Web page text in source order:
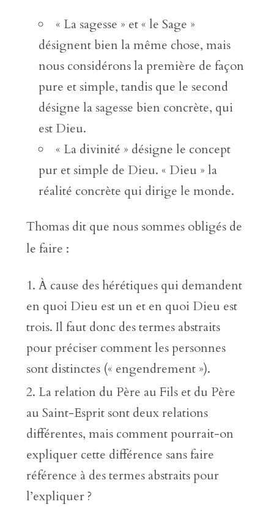
« La sagesse » et « le Sage »
désignent bien la même chose, mais
nous considérons la première de façon
pure et simple, tandis que le second
désigne la sagesse bien concrète, qui
est Dieu.
« La divinité » désigne le concept
pur et simple de Dieu. « Dieu » la
réalité concrète qui dirige le monde.
Thomas dit que nous sommes obligés de
le faire :
À cause des hérétiques qui demandent
en quoi Dieu est un et en quoi Dieu est
trois. Il faut donc des termes abstraits
pour préciser comment les personnes
sont distinctes (« engendrement »).
La relation du Père au Fils et du Père
au Saint-Esprit sont deux relations
différentes, mais comment pourrait-on
expliquer cette différence sans faire
référence à des termes abstraits pour
l’expliquer ?